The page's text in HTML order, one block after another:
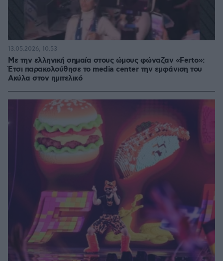
Με την ελληνική σημαία στους ώμους φώναζαν «Ferto»:
Έτσι παρακολούθησε το media center την εμφάνιση του
Ακύλα στον ημιτελικό
13.05.2026, 10:53